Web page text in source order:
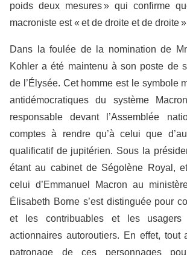
poids deux mesures » qui confirme
macroniste est « et de droite et de droite
Dans la foulée de la nomination de
Kohler a été maintenu à son poste de
de l’Élysée. Cet homme est le symbole
antidémocratiques du système Macron
responsable devant l’Assemblée
comptes à rendre qu’à celui que
qualificatif de jupitérien. Sous la
étant au cabinet de Ségolène Royal,
celui d’Emmanuel Macron au
Élisabeth Borne s’est distinguée pour
et les contribuables et les
actionnaires autoroutiers. En effet,
patronage de ces personnages